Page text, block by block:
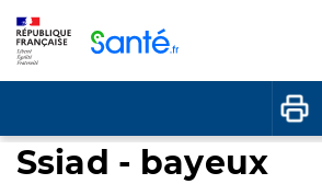
Ssiad - bayeux